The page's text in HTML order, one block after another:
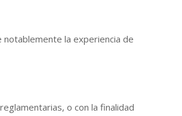
la experiencia de
o con la finalidad